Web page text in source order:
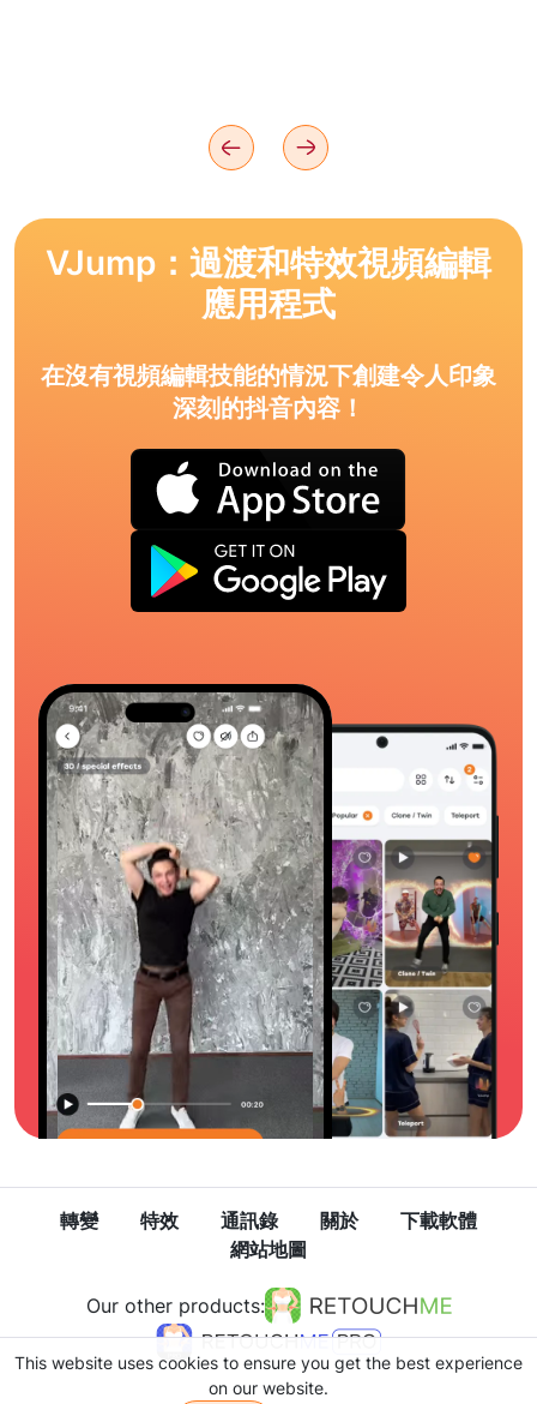
VJump：過渡和特效視頻編輯
應用程式
在沒有視頻編輯技能的情況下創建令人印象
深刻的抖音內容！
轉變 特效 通訊錄 關於
下載軟體
網站地圖
Our other products:
This website uses cookies to ensure you get the best experience
on our website.